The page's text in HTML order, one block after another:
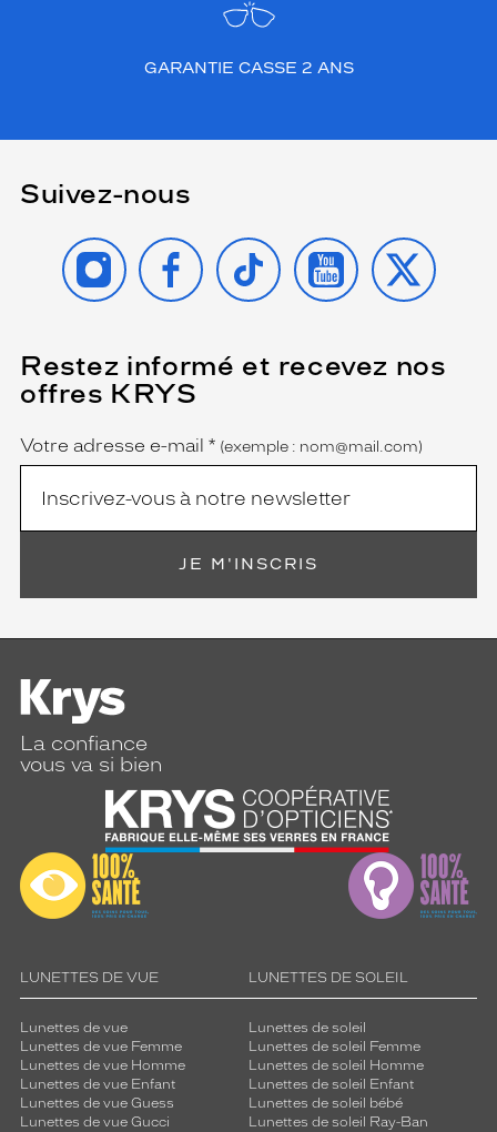
GARANTIE CASSE 2 ANS
Suivez-nous
INSTAGRAMFACEBOOK
TIKTOK YOUTUBE
X
Restez informé et recevez nos
offres KRYS
Name
Votre adresse e-mail *
(Ce
champ
est
obligatoire)
(exemple : nom@mail.com)
JE M'INSCRIS
La confiance
vous va si bien
LUNETTES DE VUE
Lunettes de vue
Lunettes de vue Femme
Lunettes de vue Homme
Lunettes de vue Enfant
Lunettes de vue Guess
Lunettes de vue Gucci
LUNETTES DE SOLEIL
Lunettes de soleil
Lunettes de soleil Femme
Lunettes de soleil Homme
Lunettes de soleil Enfant
Lunettes de soleil bébé
Lunettes de soleil Ray-Ban